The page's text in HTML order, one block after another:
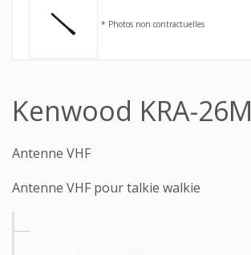
* Photos non contractuelles
Kenwood KRA-26M
Antenne VHF
Antenne VHF pour talkie walkie